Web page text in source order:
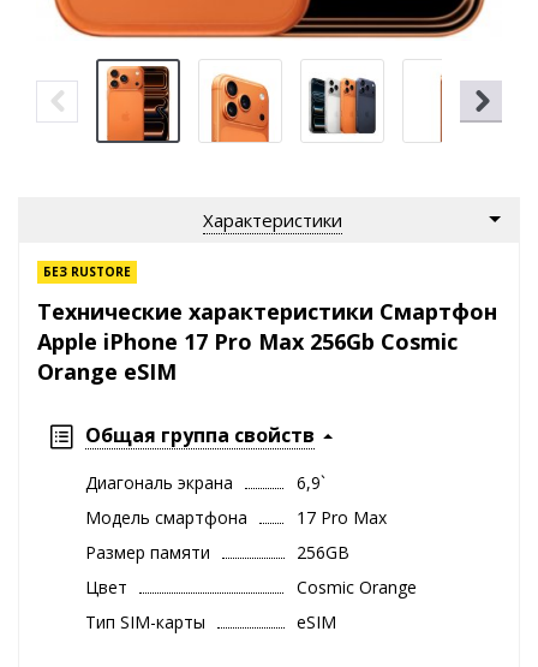
Характеристики
БЕЗ RUSTORE
Технические характеристики Смартфон
Apple iPhone 17 Pro Max 256Gb Cosmic
Orange eSIM
Общая группа свойств
Диагональ экрана
6,9`
Модель смартфона
17 Pro Max
Размер памяти
256GB
Цвет
Cosmic Orange
Тип SIM-карты
eSIM